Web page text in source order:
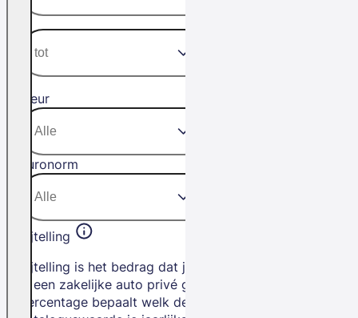
Kleur
Euronorm
Bijtelling
Bijtelling is het bedrag dat je betaalt als
je een zakelijke auto privé gebruikt. Het
percentage bepaalt welk deel van de